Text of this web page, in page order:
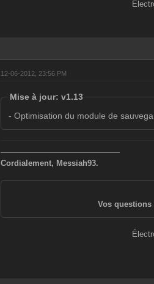
12-06-2012, 23:56 PM
Mise à jour: v1.13
- Optimisation du module de
———————————————
Cordialement, Messiah93.
Vos questions